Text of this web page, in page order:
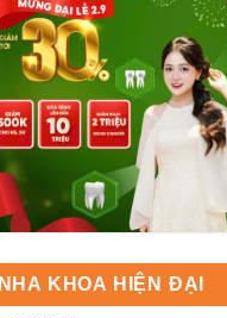
NHA KHOA HIỆN ĐẠI